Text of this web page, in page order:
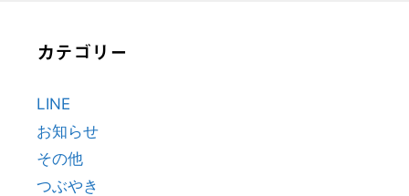
カテゴリー
LINE
お知らせ
その他
つぶやき